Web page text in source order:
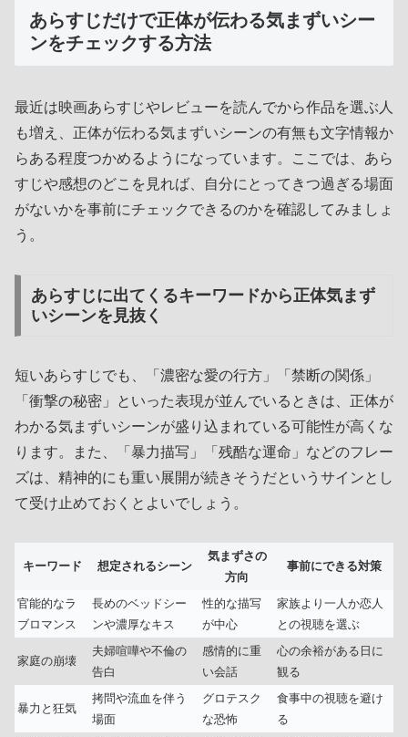
あらすじだけで正体が伝わる気まずいシー
ンをチェックする方法
最近は映画あらすじやレビューを読んでから作品を選ぶ人
も増え、正体が伝わる気まずいシーンの有無も文字情報か
らある程度つかめるようになっています。ここでは、あら
すじや感想のどこを見れば、自分にとってきつ過ぎる場面
がないかを事前にチェックできるのかを確認してみましょ
う。
あらすじに出てくるキーワードから正体気まず
いシーンを見抜く
短いあらすじでも、「濃密な愛の行方」「禁断の関係」
「衝撃の秘密」といった表現が並んでいるときは、正体が
わかる気まずいシーンが盛り込まれている可能性が高くな
ります。また、「暴力描写」「残酷な運命」などのフレー
ズは、精神的にも重い展開が続きそうだというサインとし
て受け止めておくとよいでしょう。
キーワード 想定されるシーン
気まずさの
方向
事前にできる対策
官能的なラ
ブロマンス
長めのベッドシー
ンや濃厚なキス
性的な描写
が中心
家族より一人か恋人
との視聴を選ぶ
家庭の崩壊
夫婦喧嘩や不倫の
告白
感情的に重
い会話
心の余裕がある日に
観る
暴力と狂気
拷問や流血を伴う
場面
グロテスク
な恐怖
食事中の視聴を避け
る